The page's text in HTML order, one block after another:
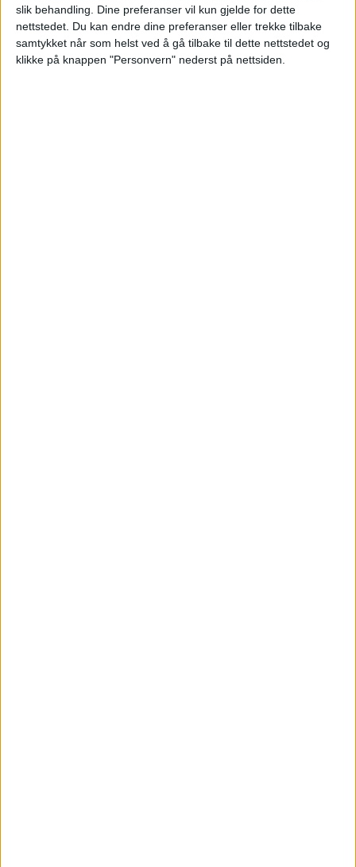
slik behandling. Dine preferanser vil kun gjelde for dette
nettstedet. Du kan endre dine preferanser eller trekke tilbake
samtykket når som helst ved å gå tilbake til dette nettstedet og
klikke på knappen "Personvern" nederst på nettsiden.
IfølgeKjersti Opstad, som var ombord,
skal besetningen ha fortalt at reversen